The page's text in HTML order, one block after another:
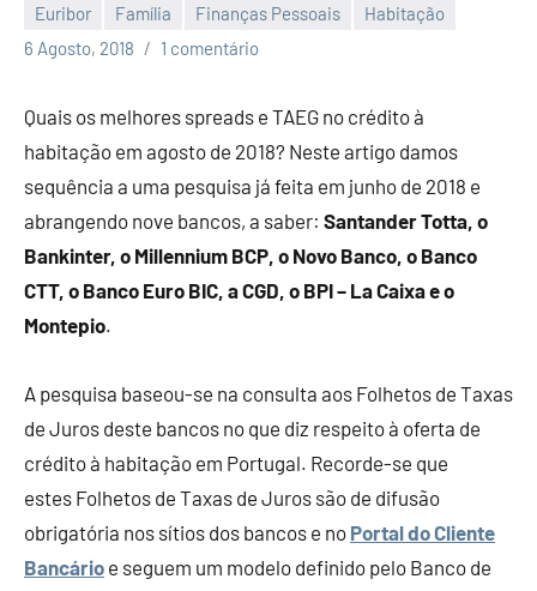
Euribor Família Finanças Pessoais
Habitação
6 Agosto, 2018
Economia
Finanças
1 comentário
Quais os melhores spreads e TAEG no crédito à
habitação em agosto de 2018? Neste artigo damos
sequência a uma pesquisa já feita em junho de 2018 e
abrangendo nove bancos, a saber: Santander Totta, o
Bankinter, o Millennium BCP, o Novo Banco, o Banco
CTT, o Banco Euro BIC, a CGD, o BPI – La Caixa e o
Montepio.
A pesquisa baseou-se na consulta aos Folhetos de Taxas
de Juros deste bancos no que diz respeito à oferta de
crédito à habitação em Portugal. Recorde-se que
estes Folhetos de Taxas de Juros são de difusão
obrigatória nos sítios dos bancos e no Portal do Cliente
Bancário e seguem um modelo definido pelo Banco de